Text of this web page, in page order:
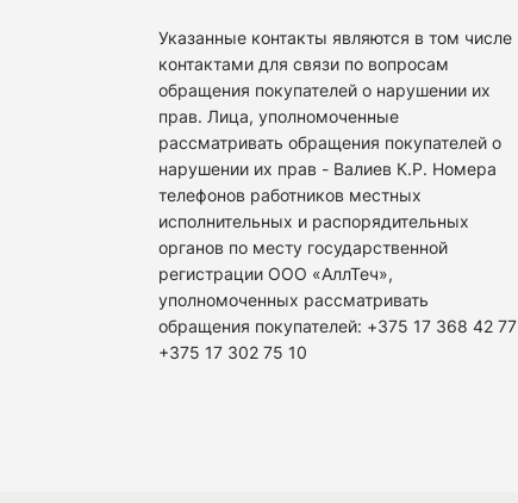
Указанные контакты являются в том числе
контактами для связи по вопросам
обращения покупателей о нарушении их
прав. Лица, уполномоченные
рассматривать обращения покупателей о
нарушении их прав - Валиев К.Р. Номера
телефонов работников местных
исполнительных и распорядительных
органов по месту государственной
регистрации ООО «АллТеч»,
уполномоченных рассматривать
обращения покупателей: +375 17 368 42 77
+375 17 302 75 10